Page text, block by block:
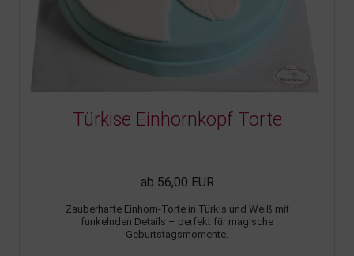
Türkise Einhornkopf Torte
ab 56,00 EUR
Zauberhafte Einhorn-Torte in Türkis und Weiß mit
funkelnden Details – perfekt für magische
Geburtstagsmomente.